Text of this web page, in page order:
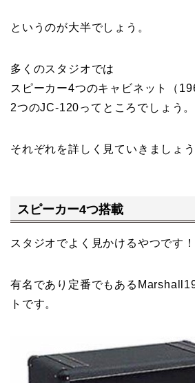
というのが大半でしょう。
多くのスタジオでは
スピーカー4つのキャビネット（
2つのJC-120ってところでしょう。
それぞれを詳しく見ていきましょう
スピーカー4つ搭載
スタジオでよく見かけるやつです！
有名であり定番でもある
トです。